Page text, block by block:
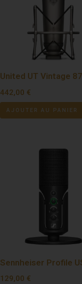
United UT Vintage 87
442,00 €
AJOUTER AU PANIER
Sennheiser Profile
129,00 €